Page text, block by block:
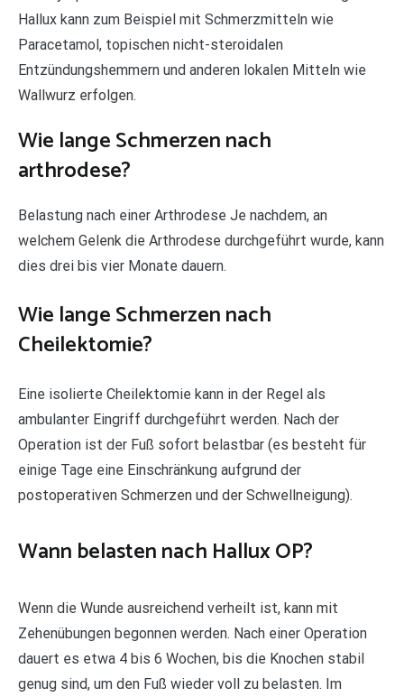
Hallux kann zum Beispiel mit Schmerzmitteln wie
Paracetamol, topischen nicht-steroidalen
Entzündungshemmern und anderen lokalen Mitteln wie
Wallwurz erfolgen.
Wie lange Schmerzen nach
arthrodese?
Belastung nach einer Arthrodese Je nachdem, an
welchem Gelenk die Arthrodese durchgeführt wurde, kann
dies drei bis vier Monate dauern.
Wie lange Schmerzen nach
Cheilektomie?
Eine isolierte Cheilektomie kann in der Regel als
ambulanter Eingriff durchgeführt werden. Nach der
Operation ist der Fuß sofort belastbar (es besteht für
einige Tage eine Einschränkung aufgrund der
postoperativen Schmerzen und der Schwellneigung).
Wann belasten nach Hallux OP?
Wenn die Wunde ausreichend verheilt ist, kann mit
Zehenübungen begonnen werden. Nach einer Operation
dauert es etwa 4 bis 6 Wochen, bis die Knochen stabil
genug sind, um den Fuß wieder voll zu belasten. Im